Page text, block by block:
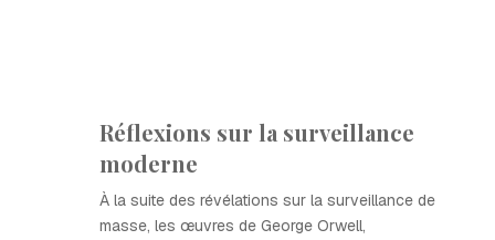
Réflexions sur la surveillance
moderne
À la suite des révélations sur la surveillance de
masse, les œuvres de George Orwell,